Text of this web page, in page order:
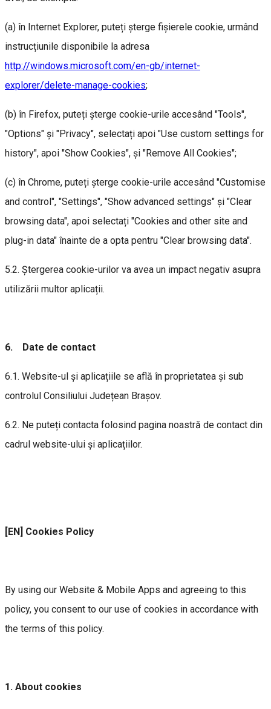
(a) în Internet Explorer, puteți șterge fișierele cookie, urmând
instrucțiunile disponibile la adresa
http://windows.microsoft.com/en-gb/internet-
explorer/delete-manage-cookies;
(b) în Firefox, puteți șterge cookie-urile accesând "Tools",
"Options" și "Privacy", selectați apoi "Use custom settings for
history", apoi "Show Cookies", și "Remove All Cookies";
(c) în Chrome, puteți șterge cookie-urile accesând "Customise
and control", "Settings", "Show advanced settings" și "Clear
browsing data", apoi selectați "Cookies and other site and
plug-in data" înainte de a opta pentru "Clear browsing data".
5.2. Ștergerea cookie-urilor va avea un impact negativ asupra
utilizării multor aplicații.
6. Date de contact
6.1. Website-ul și aplicațiile se află în proprietatea și sub
controlul Consiliului Județean Brașov.
6.2. Ne puteți contacta folosind pagina noastră de contact din
cadrul website-ului și aplicațiilor.
[EN] Cookies Policy
By using our Website & Mobile Apps and agreeing to this
policy, you consent to our use of cookies in accordance with
the terms of this policy.
1. About cookies